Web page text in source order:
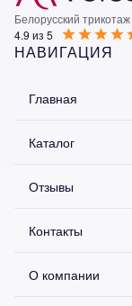
Белорусский трикотаж
4.9 из 5
НАВИГАЦИЯ
Главная
Каталог
Отзывы
Контакты
О компании